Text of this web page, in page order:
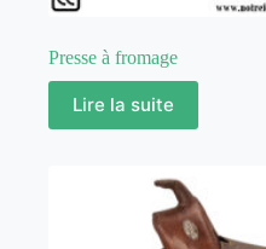
Presse à fromage
Lire la suite